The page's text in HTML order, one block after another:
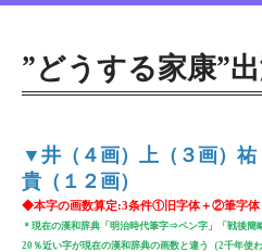
”どうする家康”
▼井（４画）上（３画）祐
貴（１２画）
◆本字の画数算定:3条件①旧字体＋②筆字体
＊現在の漢和辞典「明治時代筆字⇒ペン字」「戦後簡
20％近い字が現在の漢和辞典の画数と違う（2千年使